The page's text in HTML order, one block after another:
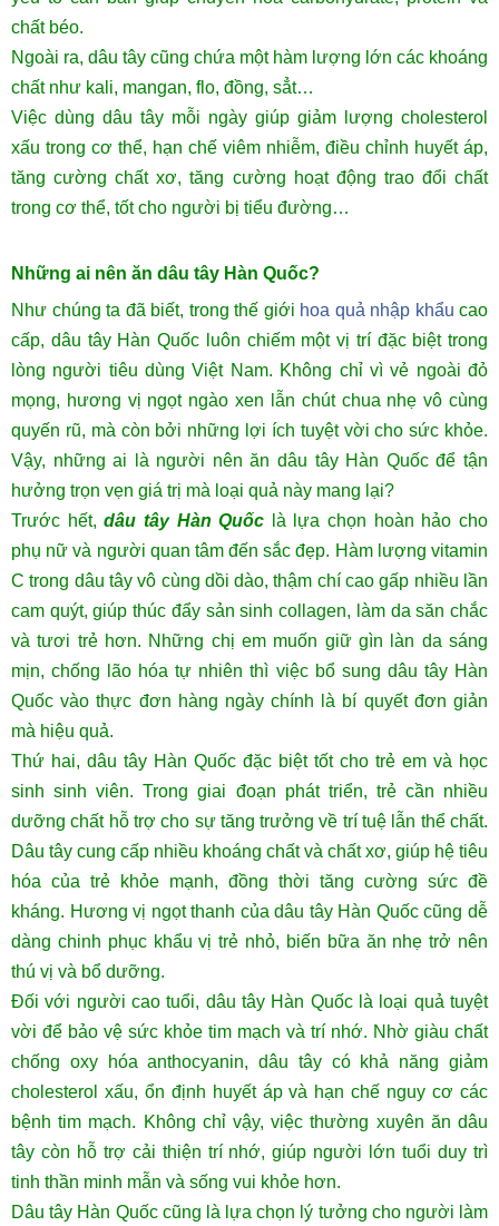
chất béo.
Ngoài ra, dâu tây cũng chứa một hàm lượng lớn các khoáng
chất như kali, mangan, flo, đồng, sẳt…
Việc dùng dâu tây mỗi ngày giúp giảm lượng cholesterol
xấu trong cơ thể, hạn chế viêm nhiễm, điều chỉnh huyết áp,
tăng cường chất xơ, tăng cường hoạt động trao đổi chất
trong cơ thể, tốt cho người bị tiểu đường…
Những ai nên ăn dâu tây Hàn Quốc?
Như chúng ta đã biết, trong thế giới hoa quả nhập khẩu cao
cấp, dâu tây Hàn Quốc luôn chiếm một vị trí đặc biệt trong
lòng người tiêu dùng Việt Nam. Không chỉ vì vẻ ngoài đỏ
mọng, hương vị ngọt ngào xen lẫn chút chua nhẹ vô cùng
quyến rũ, mà còn bởi những lợi ích tuyệt vời cho sức khỏe.
Vậy, những ai là người nên ăn dâu tây Hàn Quốc để tận
hưởng trọn vẹn giá trị mà loại quả này mang lại?
Trước hết,dâu tây Hàn Quốc là lựa chọn hoàn hảo cho
phụ nữ và người quan tâm đến sắc đẹp. Hàm lượng vitamin
C trong dâu tây vô cùng dồi dào, thậm chí cao gấp nhiều lần
cam quýt, giúp thúc đẩy sản sinh collagen, làm da săn chắc
và tươi trẻ hơn. Những chị em muốn giữ gìn làn da sáng
mịn, chống lão hóa tự nhiên thì việc bổ sung dâu tây Hàn
Quốc vào thực đơn hàng ngày chính là bí quyết đơn giản
mà hiệu quả.
Thứ hai, dâu tây Hàn Quốc đặc biệt tốt cho trẻ em và học
sinh sinh viên. Trong giai đoạn phát triển, trẻ cần nhiều
dưỡng chất hỗ trợ cho sự tăng trưởng về trí tuệ lẫn thể chất.
Dâu tây cung cấp nhiều khoáng chất và chất xơ, giúp hệ tiêu
hóa của trẻ khỏe mạnh, đồng thời tăng cường sức đề
kháng. Hương vị ngọt thanh của dâu tây Hàn Quốc cũng dễ
dàng chinh phục khẩu vị trẻ nhỏ, biến bữa ăn nhẹ trở nên
thú vị và bổ dưỡng.
Đối với người cao tuổi, dâu tây Hàn Quốc là loại quả tuyệt
vời để bảo vệ sức khỏe tim mạch và trí nhớ. Nhờ giàu chất
chống oxy hóa anthocyanin, dâu tây có khả năng giảm
cholesterol xấu, ổn định huyết áp và hạn chế nguy cơ các
bệnh tim mạch. Không chỉ vậy, việc thường xuyên ăn dâu
tây còn hỗ trợ cải thiện trí nhớ, giúp người lớn tuổi duy trì
tinh thần minh mẫn và sống vui khỏe hơn.
Dâu tây Hàn Quốc cũng là lựa chọn lý tưởng cho người làm